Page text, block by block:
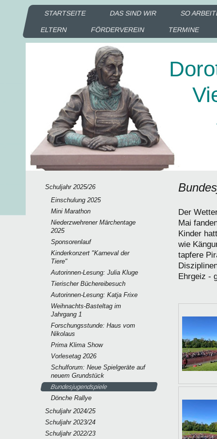
STARTSEITE DAS SIND WIR SO
ELTERN FÖRDERVEREIN TERMINE
Der
Mai
Kinder
wie
tapfere
Ehrgeiz -
Schuljahr 2025/26
Einschulung 2025
Mini Marathon
Niederzwehrener Märchentage
2025
Sponsorenlauf
Kinderkonzert "Karneval der
Tiere"
Autorinnen-Lesung: Julia Kluge
Tierischer Büchereibesuch
Autorinnen-Lesung: Katja Frixe
Weihnachts-Basteltag im
Jahrgang 1
Forschungsstunde: Haus vom
Nikolaus
Prima Klima Show
Vorlesetag 2026
Schulforum: Neue Spielgeräte auf
neuem Grundstück
Bundesjugendspiele
Dönche Rallye
Schuljahr 2024/25
Schuljahr 2023/24
Schuljahr 2022/23